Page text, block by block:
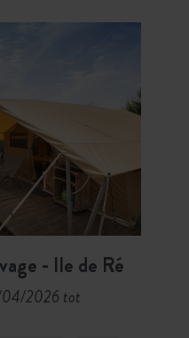
of andere
- Ile de Ré
04/2026 tot